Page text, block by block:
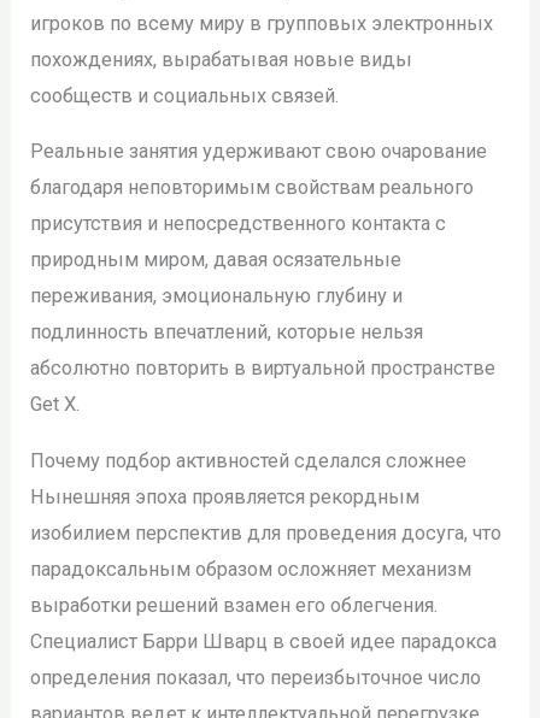
игроков по всему миру в групповых электронных
похождениях, вырабатывая новые виды
сообществ и социальных связей.
Реальные занятия удерживают свою очарование
благодаря неповторимым свойствам реального
присутствия и непосредственного контакта с
природным миром, давая осязательные
переживания, эмоциональную глубину и
подлинность впечатлений, которые нельзя
абсолютно повторить в виртуальной пространстве
Get X.
Почему подбор активностей сделался сложнее
Нынешняя эпоха проявляется рекордным
изобилием перспектив для проведения досуга, что
парадоксальным образом осложняет механизм
выработки решений взамен его облегчения.
Специалист Барри Шварц в своей идее парадокса
определения показал, что переизбыточное число